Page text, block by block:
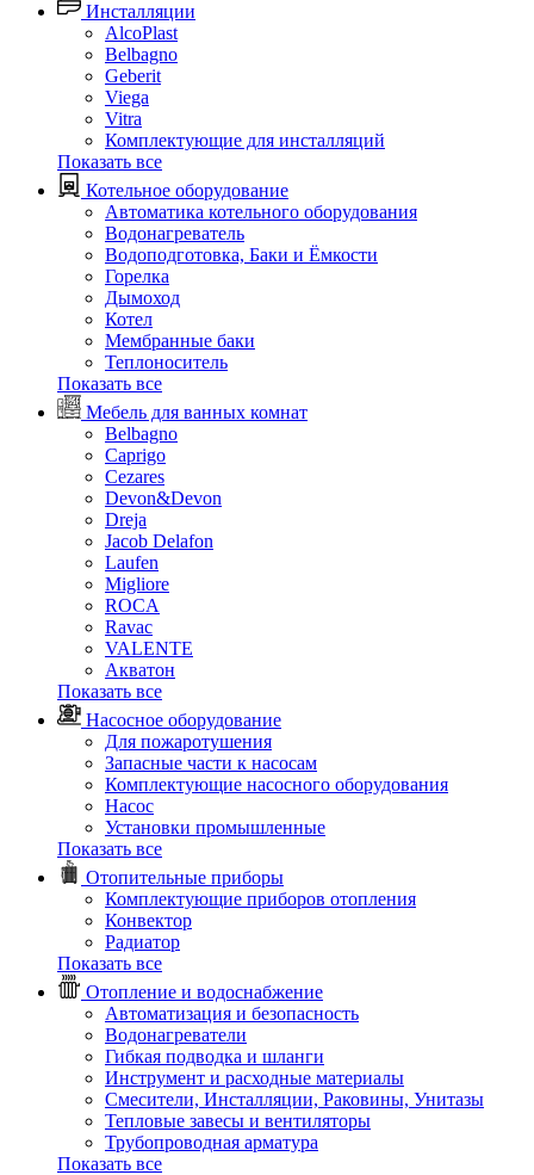
Инсталляции
AlcoPlast
Belbagno
Geberit
Viega
Vitra
Комплектующие для инсталляций
Показать все
Котельное оборудование
Автоматика котельного оборудования
Водонагреватель
Водоподготовка, Баки и Ёмкости
Горелка
Дымоход
Котел
Мембранные баки
Теплоноситель
Показать все
Мебель для ванных комнат
Belbagno
Caprigo
Cezares
Devon&Devon
Dreja
Jacob Delafon
Laufen
Migliore
ROCA
Rаvac
VALENTE
Акватон
Показать все
Насосное оборудование
Для пожаротушения
Запасные части к насосам
Комплектующие насосного оборудования
Насос
Установки промышленные
Показать все
Отопительные приборы
Комплектующие приборов отопления
Конвектор
Радиатор
Показать все
Отопление и водоснабжение
Автоматизация и безопасность
Водонагреватели
Гибкая подводка и шланги
Инструмент и расходные материалы
Смесители, Инсталляции, Раковины, Унитазы
Тепловые завесы и вентиляторы
Трубопроводная арматура
Показать все